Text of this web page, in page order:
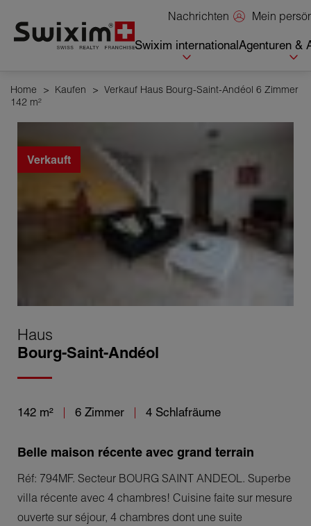
Nachrichten Mein
Swixim internationalAgenturen &
Home > Kaufen > Verkauf Haus Bourg-Saint-Andéol 6 Zimmer
142 m²
Verkauft
Haus
Bourg-Saint-Andéol
142 m² 6 Zimmer 4 Schlafräume
Belle maison récente avec grand terrain
Réf: 794MF. Secteur BOURG SAINT ANDEOL. Superbe
villa récente avec 4 chambres! Cuisine faite sur mesure
ouverte sur séjour, 4 chambres dont une suite